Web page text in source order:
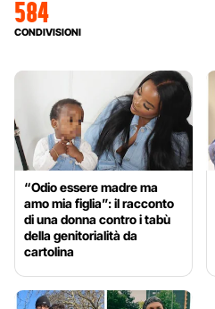
584
CONDIVISIONI
“Odio essere madre ma
amo mia figlia”: il racconto
di una donna contro i tabù
della genitorialità da
cartolina